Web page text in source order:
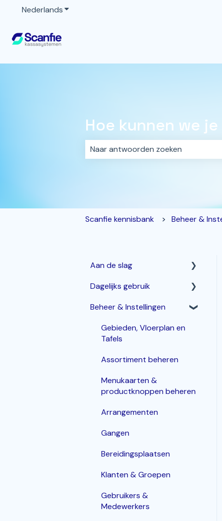
NederlandsSubmenu tonen voor vertalingen
Hoe kunnen we
Scanfie kennisbank Beheer &
Aan de slag
Horeca Kassasysteem
Webshop: Afhaal- en
Bestelzuil en Kiosk-QR
Dagelijks gebruik
Betalen & corrigeren
Bestellingen invoeren &
bewerken
Korting
Inloggen, In- en Uitklokken
Beheer & Instellingen
Gebieden, Vloerplan en
Tafels
Assortiment beheren
Menukaarten &
productknoppen beheren
Arrangementen
Gangen
Bereidingsplaatsen
Klanten & Groepen
Gebruikers &
Medewerkers